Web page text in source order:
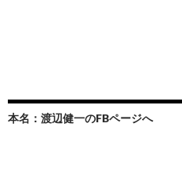
本名：渡辺健一のFBページへ